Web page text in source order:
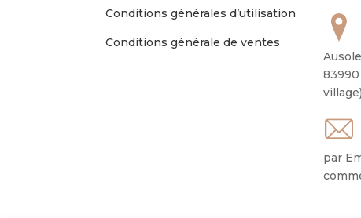
Conditions générales d’utilisation
Conditions générale de ventes
village)
par